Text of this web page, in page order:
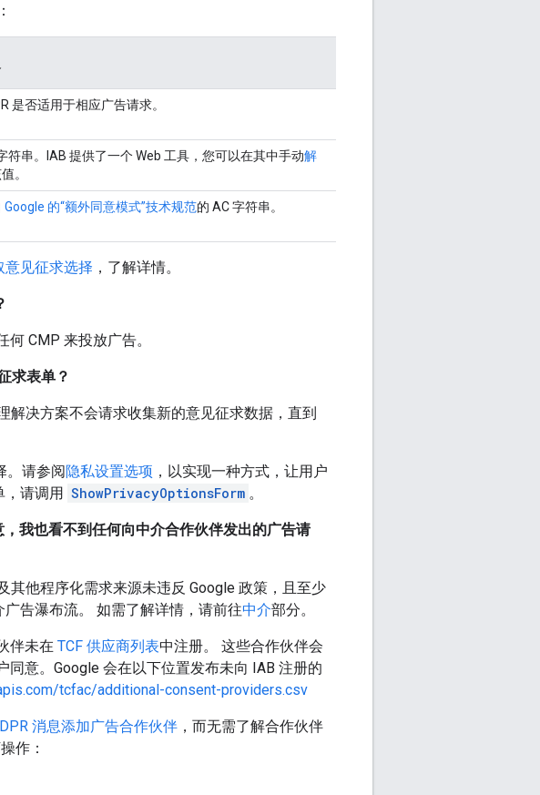
是否适用于相应广告请求。
符串。IAB 提供了一个 Web 工具，您可以在其中手动解
。
Google 的“额外同意模式”技术规范的 AC 字符串。
意见征求选择 ，了解详情。
何 CMP 来投放广告。
求表单？
解决方案不会请求收集新的意见征求数据，直到
。请参阅隐私设置选项 ，以实现一种方式，让用户
，请调用 ShowPrivacyOptionsForm 。
我也看不到任何向中介合作伙伴发出的广告请
其他程序化需求来源未违反 Google 政策，且至少
告瀑布流。 如需了解详情，请前往中介部分。
伴未在 TCF 供应商列表中注册。 这些合作伙伴会
同意。Google 会在以下位置发布未向 IAB 注册的
tcfac/additional-consent-providers.csv
消息添加广告合作伙伴 ，而无需了解合作伙伴
作：